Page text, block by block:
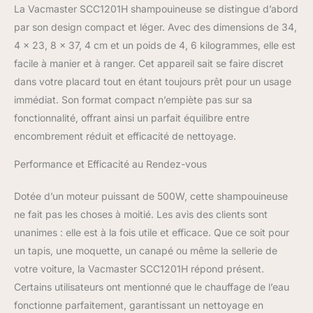
vidange. Le système à
deux réservoirs permet
de nettoyer avec de l'eau
saleté et la poussière
sont stockées dans un
réservoir
séparé.Réservoir d'eau
propre : 1.6 L, réservoir
d'eau sale : 0.95 L
【Fonction de nettoyage
taches normales et le
mode chauffage
convient aux taches
tenaces. Basculez
modes 【Long tuyau de
nettoyage】Avec tuyau
de détachage intégré de
La Vacmaster SCC1201H shampouineuse se distingue d’abord
par son design compact et léger. Avec des dimensions de 34,
4 x 23, 8 x 37, 4 cm et un poids de 4, 6 kilogrammes, elle est
facile à manier et à ranger. Cet appareil sait se faire discret
dans votre placard tout en étant toujours prêt pour un usage
immédiat. Son format compact n’empiète pas sur sa
fonctionnalité, offrant ainsi un parfait équilibre entre
encombrement réduit et efficacité de nettoyage.
Performance et Efficacité au Rendez-vous
Dotée d’un moteur puissant de 500W, cette shampouineuse
ne fait pas les choses à moitié. Les avis des clients sont
unanimes : elle est à la fois utile et efficace. Que ce soit pour
un tapis, une moquette, un canapé ou même la sellerie de
votre voiture, la Vacmaster SCC1201H répond présent.
Certains utilisateurs ont mentionné que le chauffage de l’eau
fonctionne parfaitement, garantissant un nettoyage en